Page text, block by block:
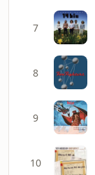
7
8
9
10